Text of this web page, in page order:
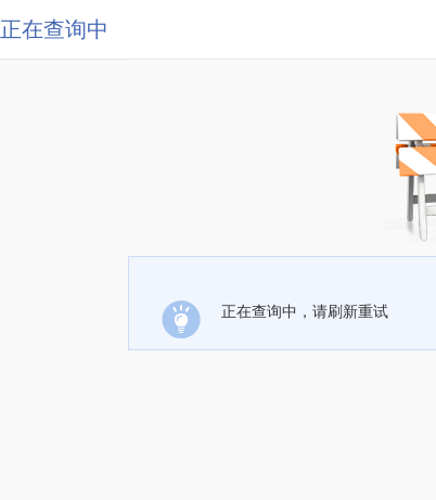
正在查询中
正在查询中，请刷新重试